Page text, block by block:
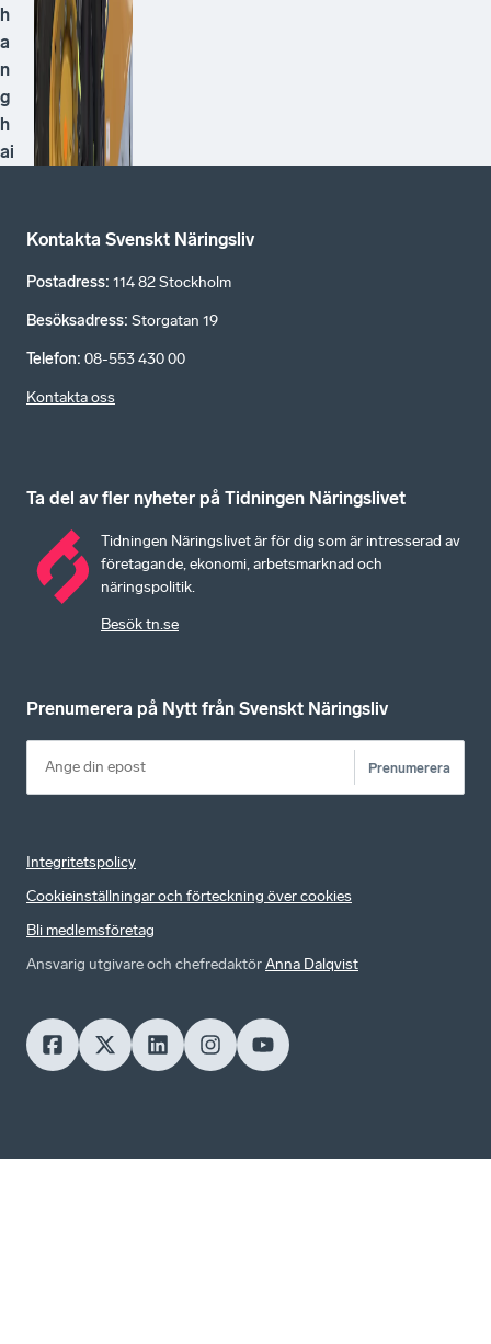
h
a
n
g
h
ai
Kontakta Svenskt Näringsliv
Postadress: 114 82 Stockholm
Besöksadress: Storgatan 19
Telefon: 08-553 430 00
Kontakta oss
Ta del av fler nyheter på Tidningen Näringslivet
Tidningen Näringslivet är för dig som är intresserad av
företagande, ekonomi, arbetsmarknad och
näringspolitik.
Besök tn.se
Prenumerera på Nytt från Svenskt Näringsliv
Prenumerera
Integritetspolicy
Cookieinställningar och förteckning över cookies
Bli medlemsföretag
Ansvarig utgivare och chefredaktörAnna Dalqvist